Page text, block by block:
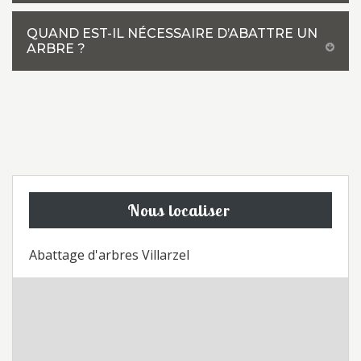
QUAND EST-IL NÉCESSAIRE D’ABATTRE UN
ARBRE ?
Nous localiser
Abattage d'arbres Villarzel